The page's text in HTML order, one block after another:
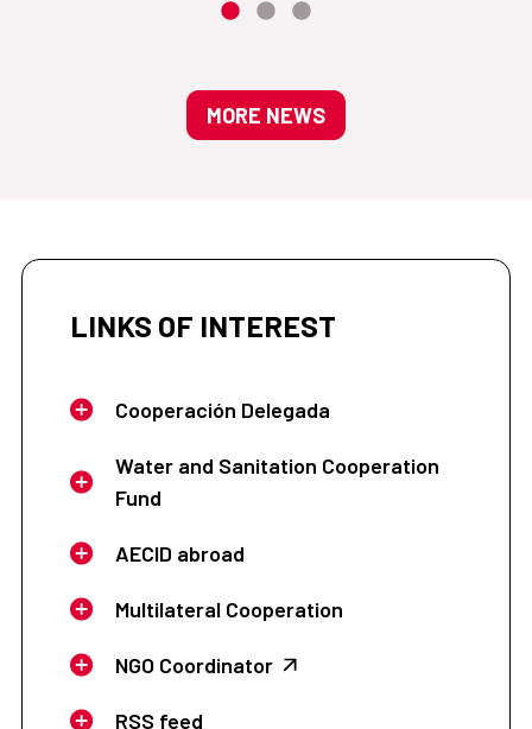
MORE NEWS
LINKS OF INTEREST
Cooperación Delegada
Water and Sanitation Cooperation
Fund
AECID abroad
Multilateral Cooperation
NGO Coordinator
RSS feed